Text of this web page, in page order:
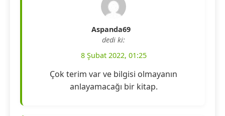
Aspanda69
dedi ki:
8 Şubat 2022, 01:25
Çok terim var ve bilgisi olmayanın
anlayamacağı bir kitap.